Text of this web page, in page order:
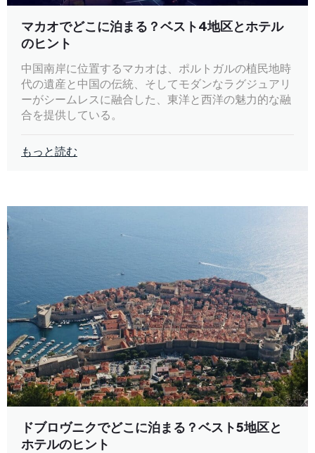
マカオでどこに泊まる？ベスト4地区とホテル
のヒント
中国南岸に位置するマカオは、ポルトガルの植民地時
代の遺産と中国の伝統、そしてモダンなラグジュアリ
ーがシームレスに融合した、東洋と西洋の魅力的な融
合を提供している。
もっと読む
ドブロヴニクでどこに泊まる？ベスト5地区と
ホテルのヒント